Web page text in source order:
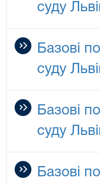
суду
Базові
суду
Базові
суду
Базові